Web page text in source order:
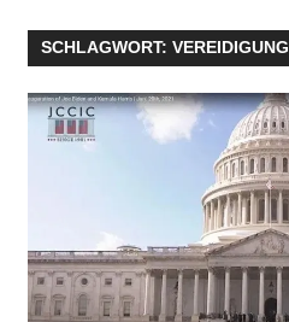
SCHLAGWORT: VEREIDIGUNG